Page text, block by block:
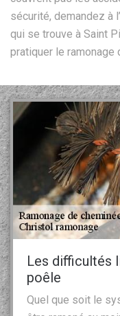
sécurité, demandez à
qui se trouve à Saint
pratiquer le ramonage
Les difficultés
poêle
Quel que soit le